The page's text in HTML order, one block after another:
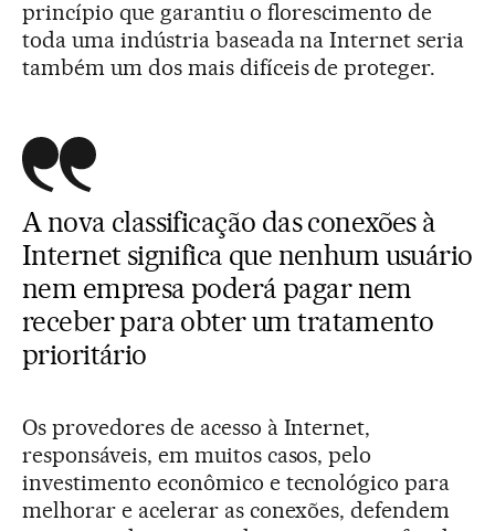
princípio que garantiu o florescimento de
toda uma indústria baseada na Internet seria
também um dos mais difíceis de proteger.
A nova classificação das conexões à
Internet significa que nenhum usuário
nem empresa poderá pagar nem
receber para obter um tratamento
prioritário
Os provedores de acesso à Internet,
responsáveis, em muitos casos, pelo
investimento econômico e tecnológico para
melhorar e acelerar as conexões, defendem